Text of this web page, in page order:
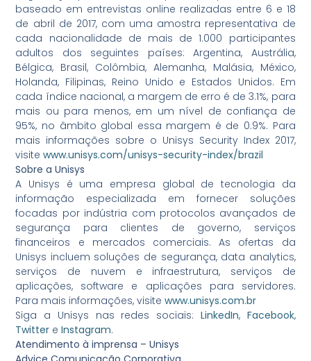
baseado em entrevistas online realizadas entre 6 e 18
de abril de 2017, com uma amostra representativa de
cada nacionalidade de mais de 1.000 participantes
adultos dos seguintes países: Argentina, Austrália,
Bélgica, Brasil, Colômbia, Alemanha, Malásia, México,
Holanda, Filipinas, Reino Unido e Estados Unidos. Em
cada índice nacional, a margem de erro é de 3.1%, para
mais ou para menos, em um nível de confiança de
95%, no âmbito global essa margem é de 0.9%. Para
mais informações sobre o Unisys Security Index 2017,
visitewww.unisys.com/unisys-security-index/brazil
Sobre a Unisys
A Unisys é uma empresa global de tecnologia da
informação especializada em fornecer soluções
focadas por indústria com protocolos avançados de
segurança para clientes de governo, serviços
financeiros e mercados comerciais. As ofertas da
Unisys incluem soluções de segurança, data analytics,
serviços de nuvem e infraestrutura, serviços de
aplicações, software e aplicações para servidores.
Para mais informações, visitewww.unisys.com.br
Siga a Unisys nas redes sociais: LinkedIn, Facebook,
Twitter eInstagram.
Atendimento à imprensa – Unisys